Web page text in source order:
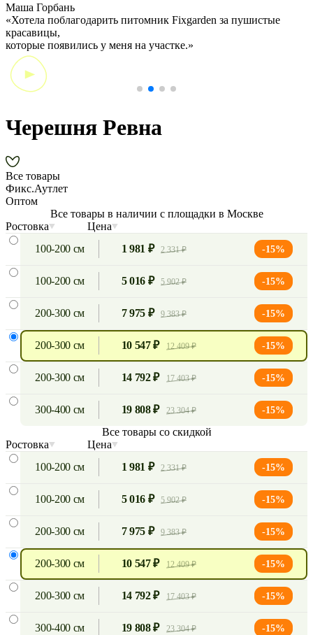
Маша Горбань
«Хотела поблагодарить питомник Fixgarden за пушистые
красавицы,
которые появились у меня на участке.»
Черешня Ревна
Все товары
Фикс.Аутлет
Оптом
Все товары в наличии с площадки в Москве
Ростовка
Цена
100-200 см
1 981 ₽ 2 331 ₽ -15%
100-200 см 5 016 ₽ 5 902 ₽ -15%
200-300 см 7 975 ₽ 9 383 ₽ -15%
200-300 см 10 547 ₽ 12 409 ₽ -15%
200-300 см 14 792 ₽ 17 403 ₽ -15%
300-400 см 19 808 ₽ 23 304 ₽ -15%
Все товары со скидкой
Ростовка
Цена
100-200 см
1 981 ₽ 2 331 ₽ -15%
100-200 см 5 016 ₽ 5 902 ₽ -15%
200-300 см 7 975 ₽ 9 383 ₽ -15%
200-300 см 10 547 ₽ 12 409 ₽ -15%
200-300 см 14 792 ₽ 17 403 ₽ -15%
300-400 см 19 808 ₽ 23 304 ₽ -15%